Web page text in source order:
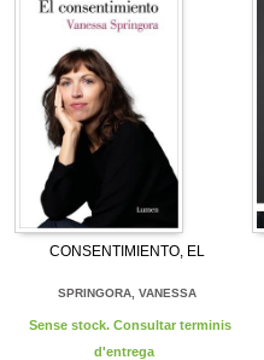
CONSENTIMIENTO, EL
SPRINGORA, VANESSA
Sense stock. Consultar terminis
d'entrega